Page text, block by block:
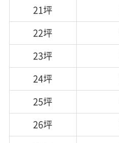
21坪
22坪
23坪
24坪
25坪
26坪